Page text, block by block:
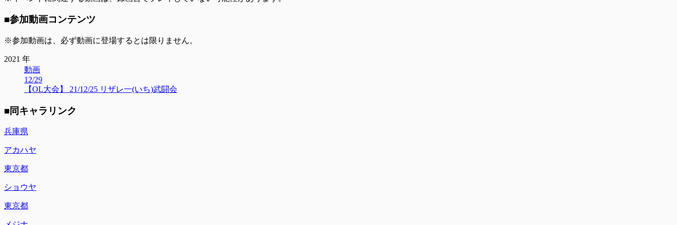
■参加動画コンテンツ
※参加動画は、必ず動画に登場するとは限りません。
2021 年
動画
12/29
【OL大会】 21/12/25 リザレ一(いち)武闘会
■同キャラリンク
兵庫県
アカハヤ
東京都
ショウヤ
東京都